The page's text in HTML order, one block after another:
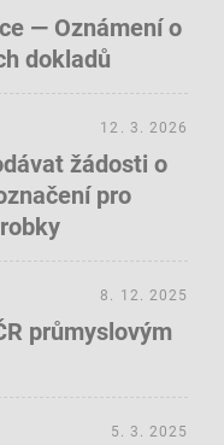
— Oznámení o
dokladů
žádosti o
pro
12. 3. 2026
průmyslovým
8. 12. 2025
5. 3. 2025